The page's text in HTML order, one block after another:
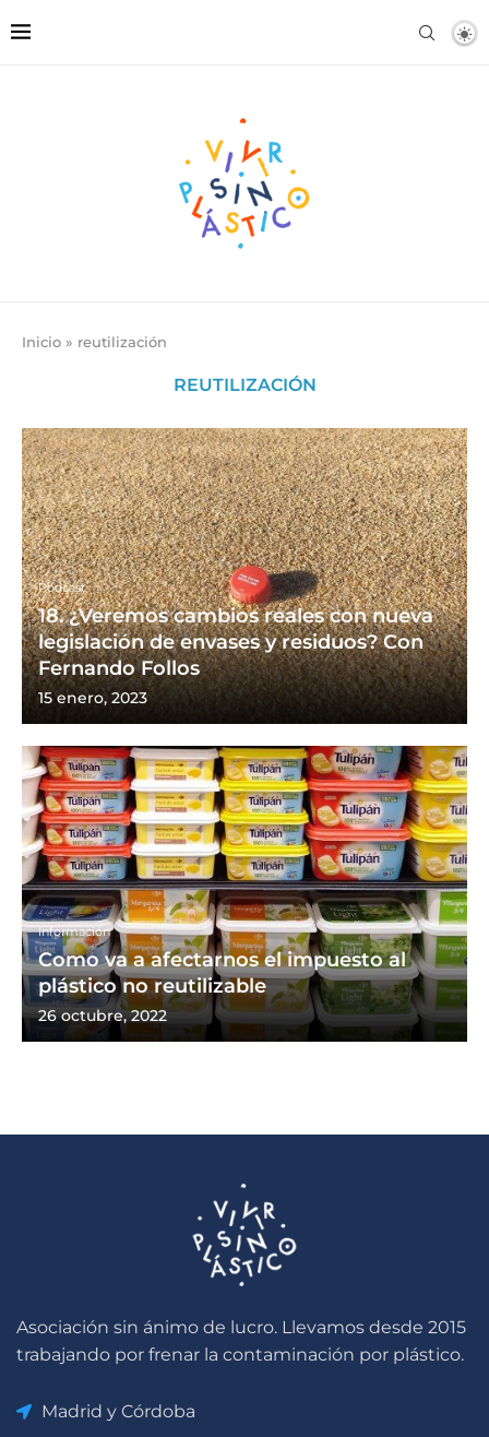
Inicio » reutilización
REUTILIZACIÓN
Podcast
18. ¿Veremos cambios reales con nueva
legislación de envases y residuos? Con
Fernando Follos
15 enero, 2023
Información
Como va a afectarnos el impuesto al
plástico no reutilizable
26 octubre, 2022
Asociación sin ánimo de lucro. Llevamos desde 2015
trabajando por frenar la contaminación por plástico.
Madrid y Córdoba